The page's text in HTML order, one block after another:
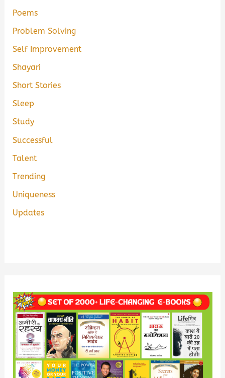
Poems
Problem Solving
Self Improvement
Shayari
Short Stories
Sleep
Study
Successful
Talent
Trending
Uniqueness
Updates